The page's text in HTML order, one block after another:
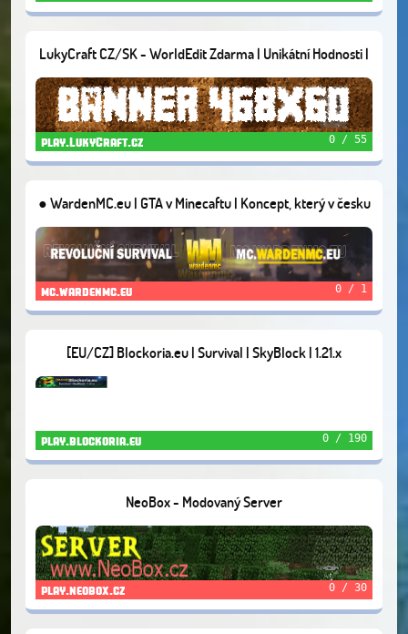
LukyCraft CZ/SK - WorldEdit Zdarma | Unikátní Hodnosti |
Economy Survival | Creative Parcely i Otevřený Svět
play.LukyCraft.cz 0 / 55
● WardenMC.eu | GTA v Minecaftu | Koncept, který v česku
neexistuje | Verze: 1.16.5
mc.wardenmc.eu 0 / 1
[EU/CZ] Blockoria.eu | Survival | SkyBlock | 1.21.x
play.blockoria.eu 0 / 190
NeoBox - Modovaný Server
play.neobox.cz 0 / 30